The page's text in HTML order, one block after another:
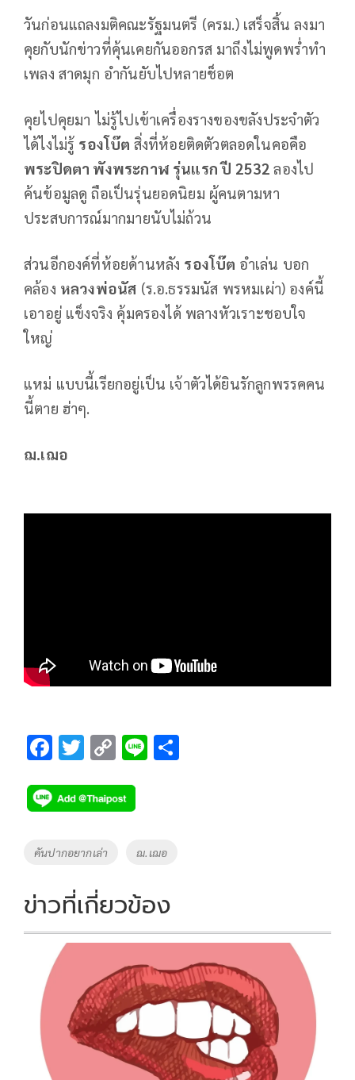
วันก่อนแถลงมติคณะรัฐมนตรี (ครม.) เสร็จสิ้น ลงมา
คุยกับนักข่าวที่คุ้นเคยกันออกรส มาถึงไม่พูดพร่ำทำ
เพลง สาดมุก อำกันยับไปหลายช็อต
คุยไปคุยมา ไม่รู้ไปเข้าเครื่องรางของขลังประจำตัว
ได้ไงไม่รู้ รองโบ๊ต สิ่งที่ห้อยติดตัวตลอดในคอคือ
พระปิดตา พังพระกาฬ รุ่นแรก ปี 2532ลองไป
ค้นข้อมูลดู ถือเป็นรุ่นยอดนิยม ผู้คนตามหา
ประสบการณ์มากมายนับไม่ถ้วน
ส่วนอีกองค์ที่ห้อยด้านหลัง รองโบ๊ต อำเล่น บอก
คล้อง หลวงพ่อนัส (ร.อ.ธรรมนัส พรหมเผ่า) องค์นี้
เอาอยู่ แข็งจริง คุ้มครองได้ พลางหัวเราะชอบใจ
ใหญ่
แหม่ แบบนี้เรียกอยู่เป็น เจ้าตัวได้ยินรักลูกพรรคคน
นี้ตาย ฮ่าๆ.
ฌ.เฌอ
F
e
b
o
k
T
tt
er
C
p
y
Li
k
Li
Tags
คันปากอยากเล่า ฌ.เฌอ
ข่าวที่เกี่ยวข้อง